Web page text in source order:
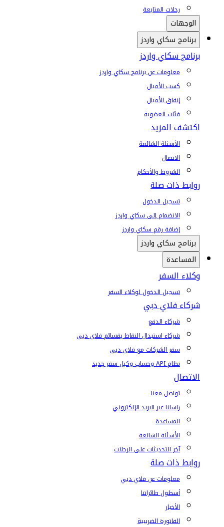
رحلات المتابعة
الوجهات
برنامج سكاي واردز
برنامج سكاي واردز
معلومات عن برنامج سكاي واردز
كسب الأميال
إنفاق الأميال
فئات العضوية
اكتشف المزيد
الأسئلة الشائعة
الاتصال
الشروط والأحكام
روابط ذات صلة
تسجيل الدخول
الانضمام إلى سكاي واردز
إضافة رقم سكاي واردز
برنامج سكاي واردز
المساعدة
وكلاء السفر
تسجيل الدخول لوكلاء السفر
شركاء فلاي دبي
شركاء الدفع
شركاء استبدال النقاط بقسائم فلاي دبي
سفر الشركات مع فلاي دبي
نظام API وحساب وكيل سفر جديد
الاتصال
تواصل معنا
راسلنا عبر البريد الإلكتروني
المساعدة
الأسئلة الشائعة
آخر التحديثات على الرحلات
روابط ذات صلة
معلومات عن فلاي دبي
أسطول طائراتنا
الأخبار
الفاتورة الضريبية